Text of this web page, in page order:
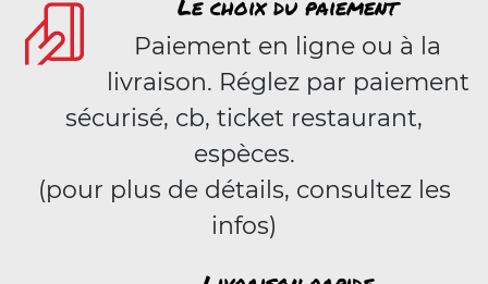
Le choix du paiement
Paiement en ligne ou à la
livraison. Réglez par paiement
sécurisé, cb, ticket restaurant,
espèces.
(pour plus de détails, consultez les
infos)